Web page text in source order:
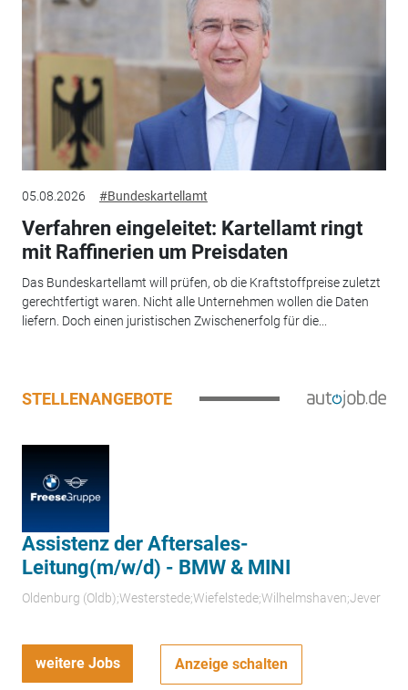
05.08.2026 #Bundeskartellamt
Verfahren eingeleitet: Kartellamt ringt
mit Raffinerien um Preisdaten
Das Bundeskartellamt will prüfen, ob die Kraftstoffpreise zuletzt
gerechtfertigt waren. Nicht alle Unternehmen wollen die Daten
liefern. Doch einen juristischen Zwischenerfolg für die...
STELLENANGEBOTE
Assistenz der Aftersales-
Leitung(m/w/d) - BMW & MINI
Oldenburg (Oldb);Westerstede;Wiefelstede;Wilhelmshaven;Jever
weitere Jobs Anzeige schalten